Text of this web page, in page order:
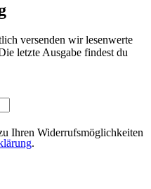
versenden wir lesenwerte
letzte Ausgabe findest du
Ihren Widerrufsmöglichkeiten
.